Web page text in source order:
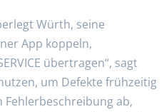
Würth, seine
App koppeln,
übertragen“, sagt
um Defekte frühzeitig
Fehlerbeschreibung ab,